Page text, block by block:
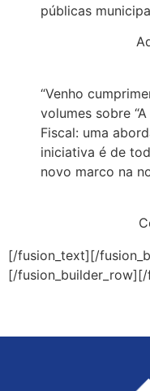
públicas
“Venho
volumes sobre
Fiscal: uma
iniciativa é de
novo marco na
[/fusion_text][/
[/